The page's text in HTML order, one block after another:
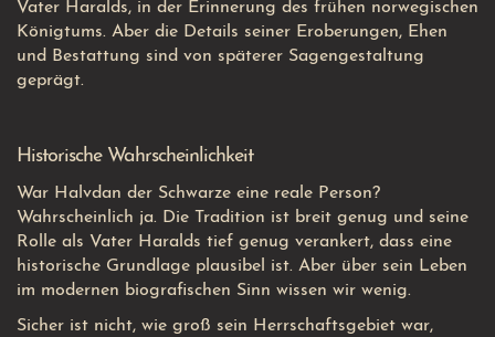
Vater Haralds, in der Erinnerung des frühen norwegischen
Königtums. Aber die Details seiner Eroberungen, Ehen
und Bestattung sind von späterer Sagengestaltung
geprägt.
Historische Wahrscheinlichkeit
War Halvdan der Schwarze eine reale Person?
Wahrscheinlich ja. Die Tradition ist breit genug und seine
Rolle als Vater Haralds tief genug verankert, dass eine
historische Grundlage plausibel ist. Aber über sein Leben
im modernen biografischen Sinn wissen wir wenig.
Sicher ist nicht, wie groß sein Herrschaftsgebiet war,